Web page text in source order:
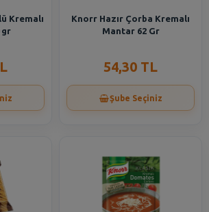
Kremalı
gr
Knorr Hazır Çorba Kremalı
Mantar 62 Gr
54,30 TL
Şube Seçiniz